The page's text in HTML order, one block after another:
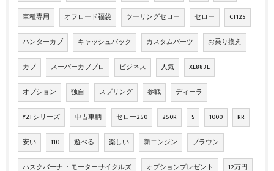
車種専用 オフロード福袋 ツーリングセロー セロー CT125
ハンターカブ キャッシュバック カスタムパーツ お乗り換え
カブ スーパーカブプロ ビジネス 人気 XL883L
オプション 独自 スプリング 参戦 ディーラ
YZFシリーズ 中古車輌 セロー250 250R S 1000 RR
安い 110 遊べる 楽しい 新エンジン ブラウン
ハスクバーナ ・モーターサイクルズ オプションプレゼント 12万円